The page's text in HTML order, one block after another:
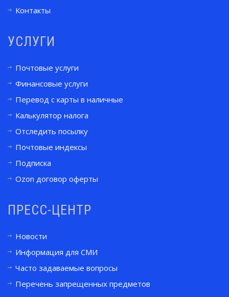
Контакты
УСЛУГИ
Почтовые услуги
Финансовые услуги
Перевод с карты в наличные
Калькулятор налога
Отследить посылку
Почтовые индексы
Подписка
Ozon договор оферты
ПРЕСС-ЦЕНТР
Новости
Информация для СМИ
Часто задаваемые вопросы
Перечень запрещенных предметов